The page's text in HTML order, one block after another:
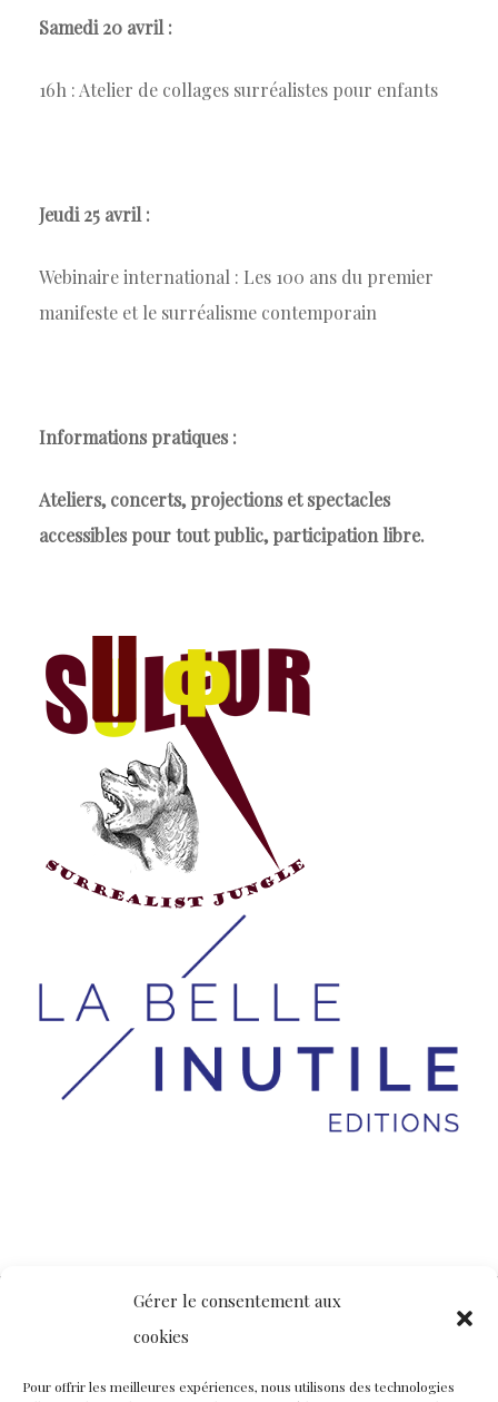
Gérer le consentement aux
cookies
Pour offrir les meilleures expériences, nous utilisons des technologies
Samedi 20 avril :
16h : Atelier de collages surréalistes pour enfants
Jeudi 25 avril :
Webinaire international : Les 100 ans du premier
manifeste et le surréalisme contemporain
Informations pratiques :
Ateliers, concerts, projections et spectacles
accessibles pour tout public, participation libre.
Nous rejoindre